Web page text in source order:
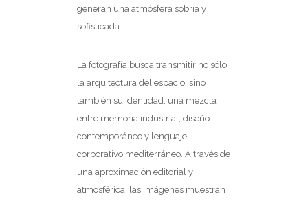
generan una atmósfera sobria y
sofisticada.
La fotografía busca transmitir no sólo
la arquitectura del espacio, sino
también su identidad: una mezcla
entre memoria industrial, diseño
contemporáneo y lenguaje
corporativo mediterráneo. A través de
una aproximación editorial y
atmosférica, las imágenes muestran